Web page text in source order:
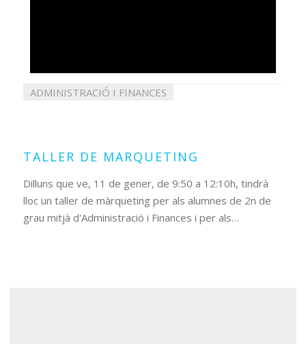
ADMINISTRACIÓ I FINANCES
TALLER DE MARQUETING
Dilluns que ve, 11 de gener, de 9:50 a 12:10h, tindrà
lloc un taller de màrqueting per als alumnes de 2n de
grau mitjà d'Administració i Finances i per als…